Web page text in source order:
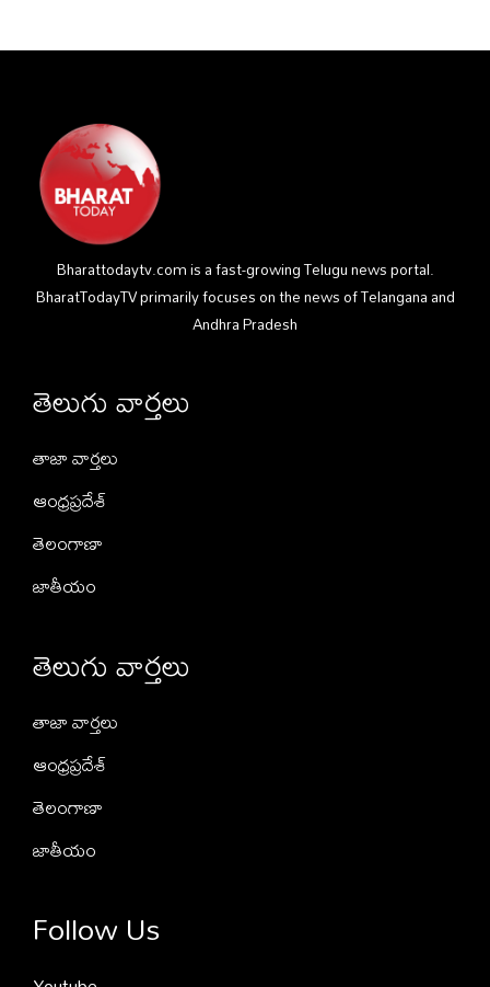
Bharattodaytv.com is a fast-growing Telugu news portal.
BharatTodayTV primarily focuses on the news of Telangana and
Andhra Pradesh
తెలుగు వార్తలు
తాజా వార్తలు
ఆంధ్రప్రదేశ్
తెలంగాణా
జాతీయం
తెలుగు వార్తలు
తాజా వార్తలు
ఆంధ్రప్రదేశ్
తెలంగాణా
జాతీయం
Follow Us